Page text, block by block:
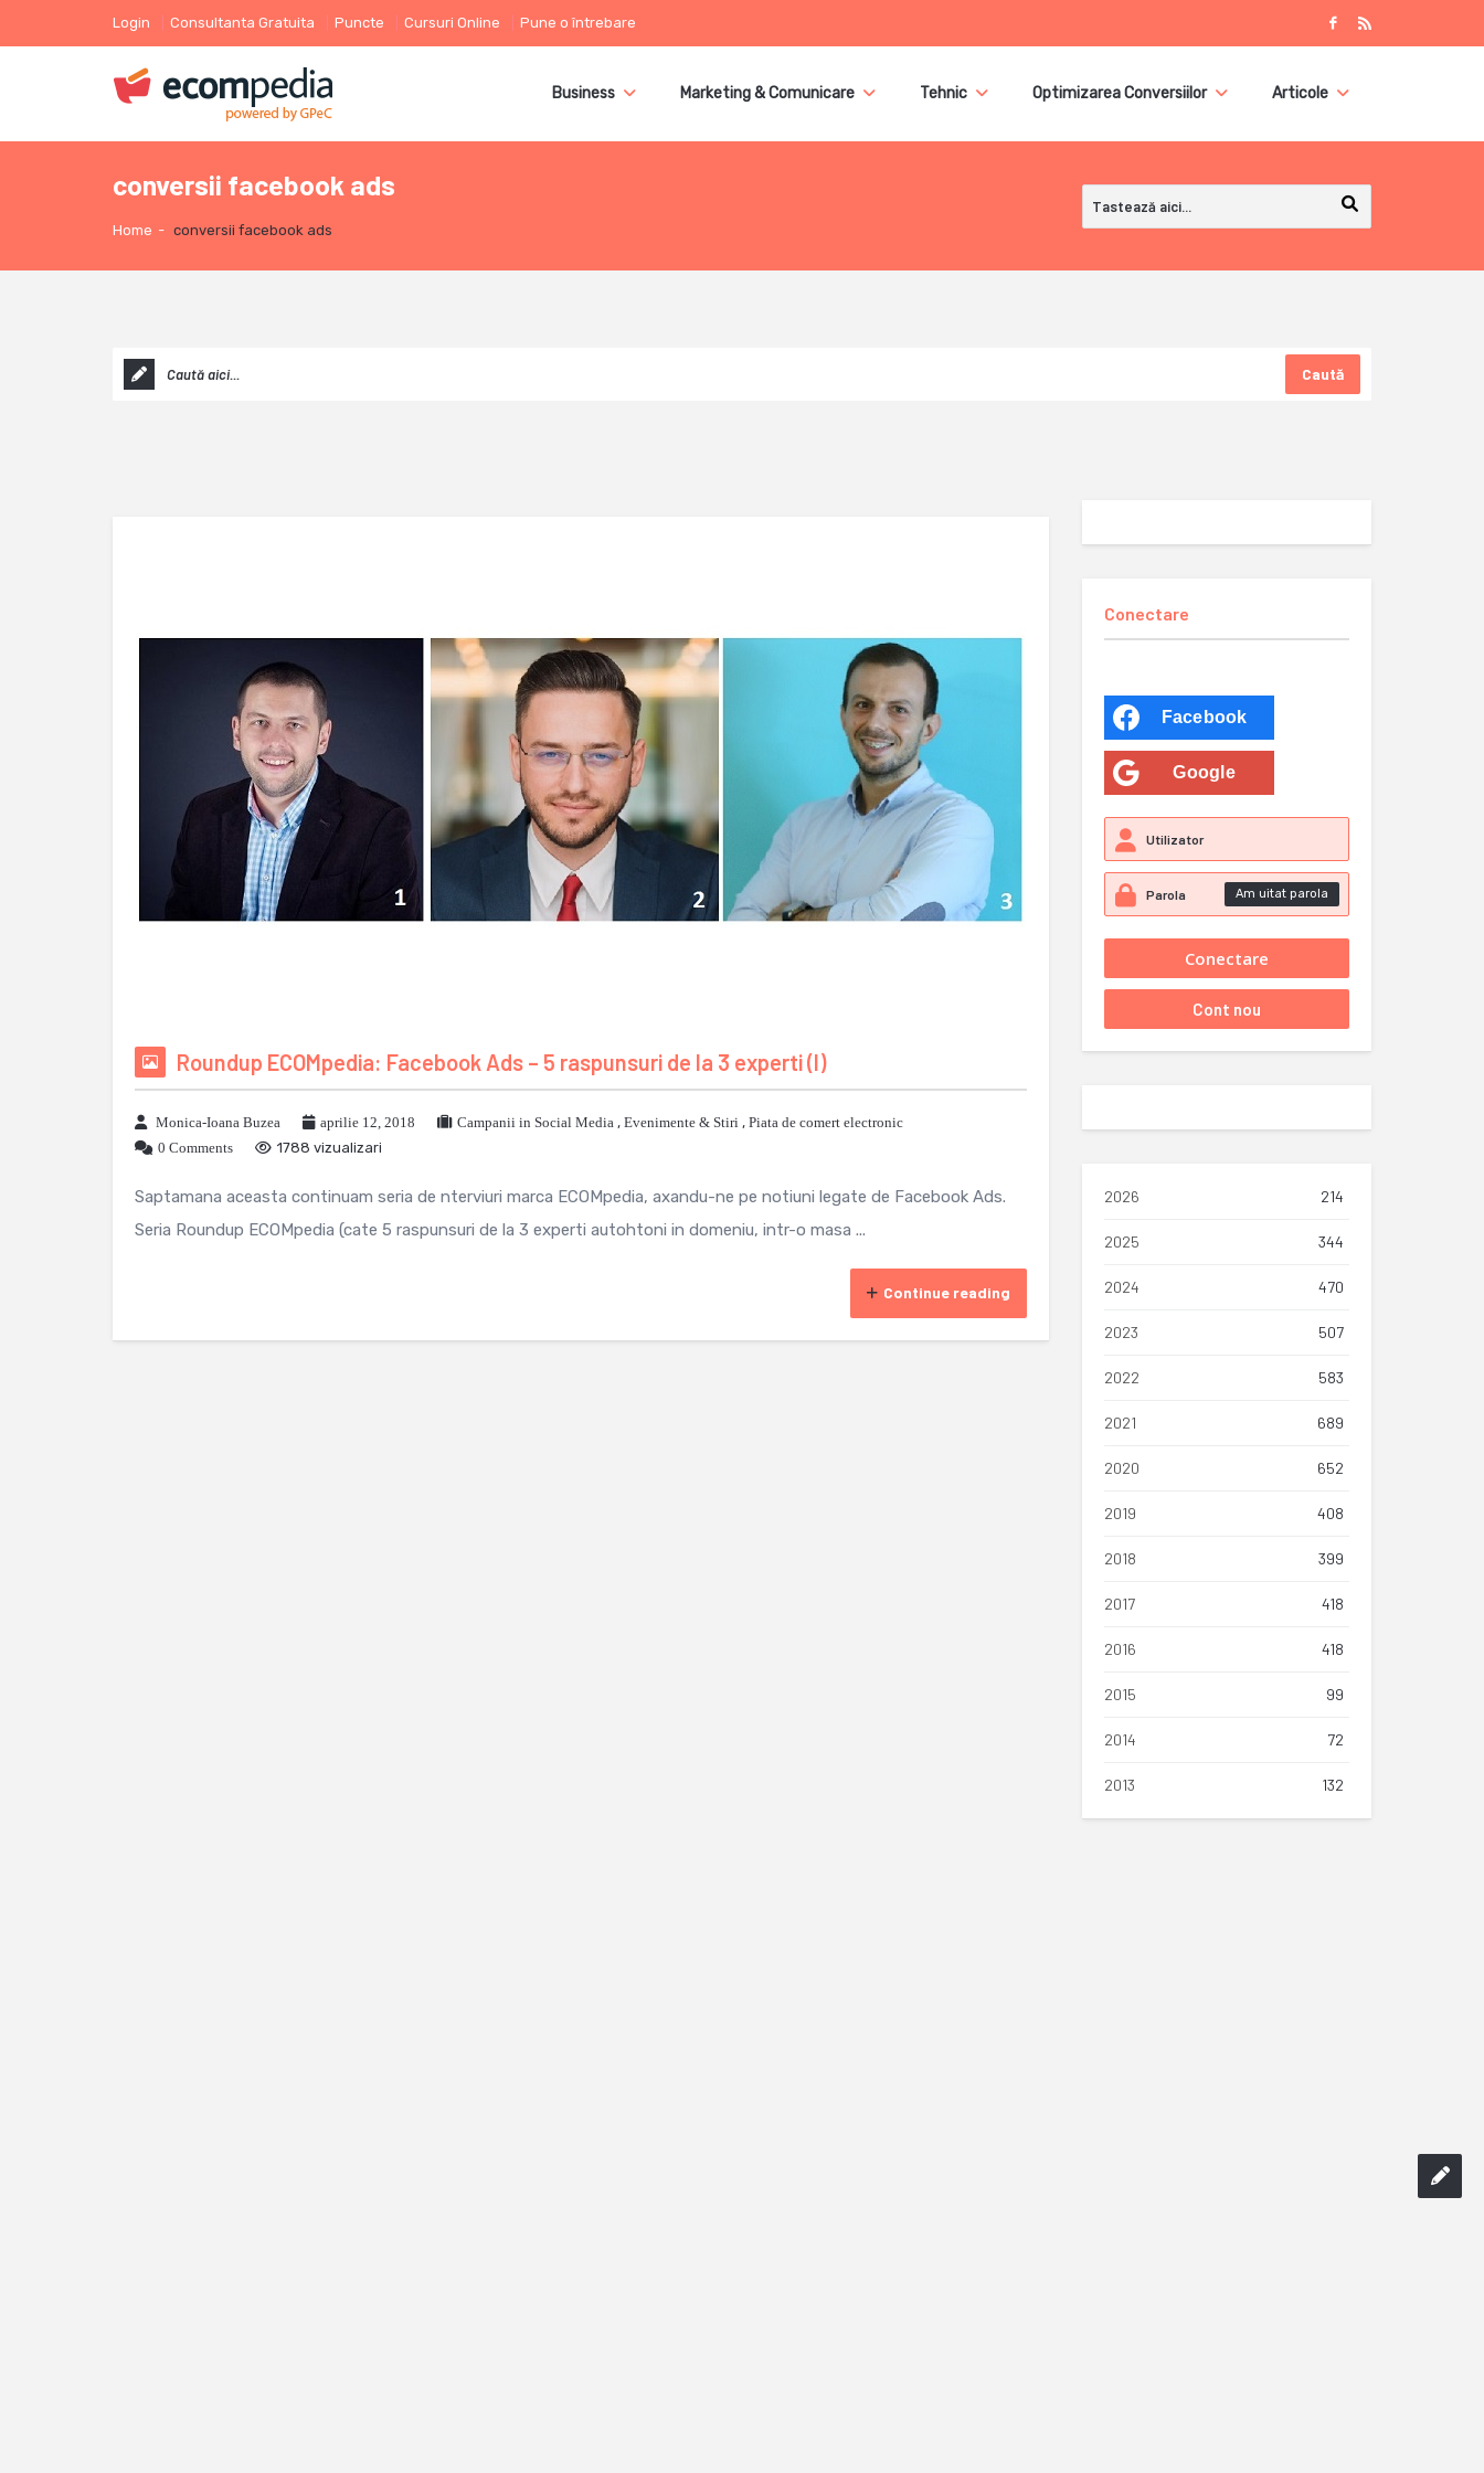
Login Consultanta Gratuita Puncte Cursuri Online Pune o întrebare
Business Marketing & Comunicare Tehnic Optimizarea Conversiilor Articole
conversii facebook ads
Home - conversii facebook ads
Caută
Roundup ECOMpedia: Facebook Ads – 5 raspunsuri de la 3 experti (I)
Monica-Ioana Buzea aprilie 12, 2018 Campanii in Social Media , Evenimente & Stiri , Piata de comert electronic
0 Comments
1788 vizualizari
Saptamana aceasta continuam seria de nterviuri marca ECOMpedia, axandu-ne pe notiuni legate de Facebook Ads.
Seria Roundup ECOMpedia (cate 5 raspunsuri de la 3 experti autohtoni in domeniu, intr-o masa ...
Continue reading
Conectare
Facebook
Google
Am uitat parola
2026 214
2025 344
2024 470
2023 507
2022 583
2021 689
2020 652
2019 408
2018 399
2017 418
2016 418
2015 99
2014 72
2013 132